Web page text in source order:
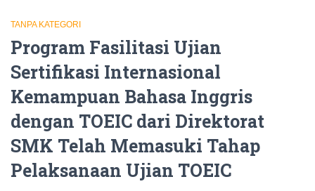
TANPA KATEGORI
Program Fasilitasi Ujian
Sertifikasi Internasional
Kemampuan Bahasa Inggris
dengan TOEIC dari Direktorat
SMK Telah Memasuki Tahap
Pelaksanaan Ujian TOEIC